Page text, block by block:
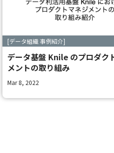
[データ組織 事例紹介]
データ基盤 Knile のプロダク
メントの取り組み
Mar 8, 2022